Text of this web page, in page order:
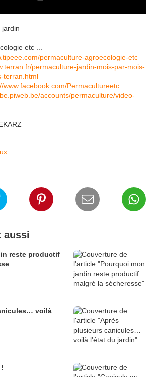
jardin
etc ...
permaculture-agroecologie-etc
permaculture-jardin-mois-par-mois-
terran.html
www.facebook.com/Permacultureetc
accounts/permaculture/video-
aussi
reste productif
voilà